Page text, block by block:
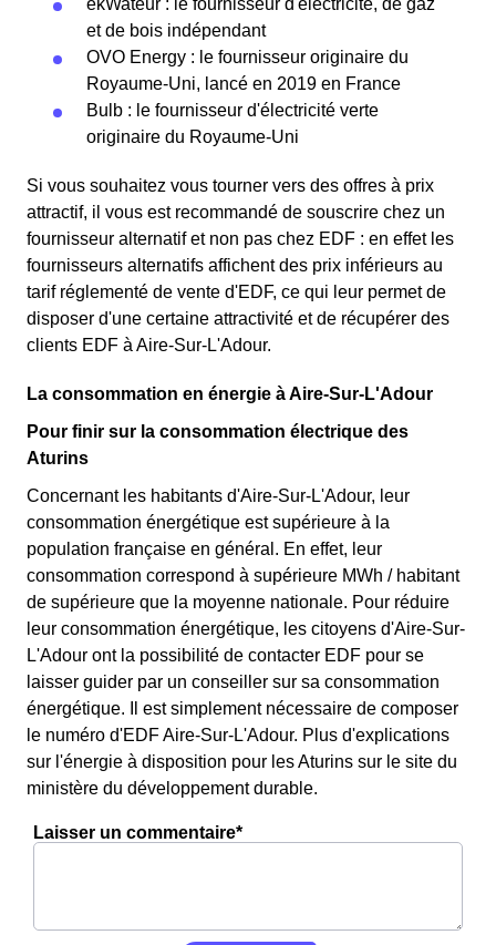
ekWateur : le fournisseur d'électricité, de gaz
et de bois indépendant
OVO Energy : le fournisseur originaire du
Royaume-Uni, lancé en 2019 en France
Bulb : le fournisseur d'électricité verte
originaire du Royaume-Uni
Si vous souhaitez vous tourner vers des offres à prix
attractif, il vous est recommandé de souscrire chez un
fournisseur alternatif et non pas chez EDF : en effet les
fournisseurs alternatifs affichent des prix inférieurs au
tarif réglementé de vente d'EDF, ce qui leur permet de
disposer d'une certaine attractivité et de récupérer des
clients EDF à Aire-Sur-L'Adour.
La consommation en énergie à Aire-Sur-L'Adour
Pour finir sur la consommation électrique des
Aturins
Concernant les habitants d'Aire-Sur-L'Adour, leur
consommation énergétique est supérieure à la
population française en général. En effet, leur
consommation correspond à supérieure MWh / habitant
de supérieure que la moyenne nationale. Pour réduire
leur consommation énergétique, les citoyens d'Aire-Sur-
L'Adour ont la possibilité de contacter EDF pour se
laisser guider par un conseiller sur sa consommation
énergétique. Il est simplement nécessaire de composer
le numéro d'EDF Aire-Sur-L'Adour. Plus d'explications
sur l'énergie à disposition pour les Aturins sur le site du
ministère du développement durable.
Laisser un commentaire*